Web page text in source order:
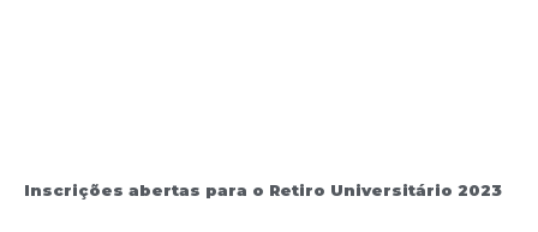
Inscrições abertas para o Retiro Universitário 2023